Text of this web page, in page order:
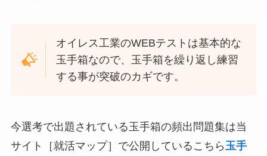
オイレス工業のWEBテストは基本的な
玉手箱なので、玉手箱を繰り返し練習
する事が突破のカギです。
今選考で出題されている玉手箱の頻出問題集は当
サイト［就活マップ］で公開しているこちら 玉手